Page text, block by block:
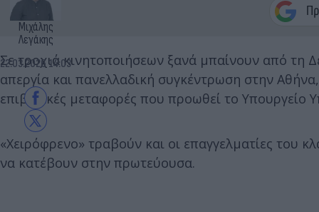
Μιχάλης
Λεγάκης
22.03.2026 14:03
Σε τροχιά κινητοποιήσεων ξανά μπαίνουν από τη
απεργία και πανελλαδική συγκέντρωση στην
επιβατικές μεταφορές που προωθεί το
«Χειρόφρενο» τραβούν και οι επαγγελματίες του
να κατέβουν στην πρωτεύουσα.